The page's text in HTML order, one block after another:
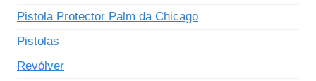
Pistola Protector Palm da Chicago
Pistolas
Revólver